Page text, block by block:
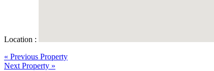
Location :
« Previous Property
Next Property »